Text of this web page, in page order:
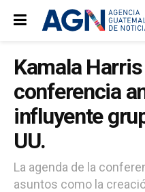
Kamala
conferencia
influyente
UU.
La agenda de la
asuntos como la